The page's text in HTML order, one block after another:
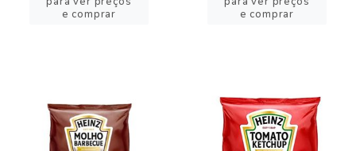
e comprar
e comprar